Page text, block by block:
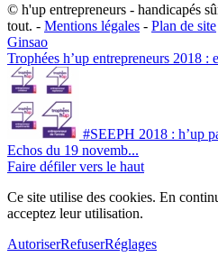
© h'up entrepreneurs - handicapés
tout. - Mentions légales - Plan de site
G​insao
Trophées h’up entrepreneurs 2018
#SEEPH 2018 : h’up
Echos du 19 novemb...
Faire défiler vers le haut
Ce site utilise des cookies. En
acceptez leur utilisation.
AutoriserRefuserRéglages